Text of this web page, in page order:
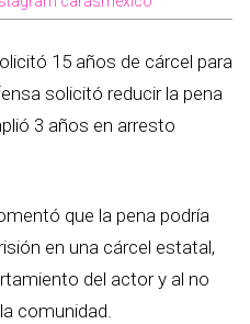
15 años de cárcel para
solicitó reducir la pena
3 años en arresto
que la pena podría
en una cárcel estatal,
del actor y al no
comunidad.